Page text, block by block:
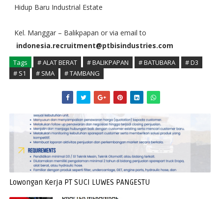
Hidup Baru Industrial Estate
Kel. Manggar – Balikpapan or via email to
indonesia.recruitment@ptbisindustries.com
Tags # ALAT BERAT # BALIKPAPAN # BATUBARA
# D3
# S1
# SMA # TAMBANG
Lowongan Kerja PT SUCI LUWES PANGESTU